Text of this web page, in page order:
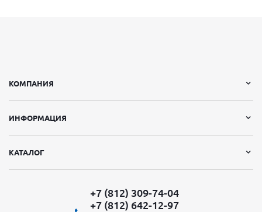
КОМПАНИЯ
ИНФОРМАЦИЯ
КАТАЛОГ
+7 (812) 309-74-04
+7 (812) 642-12-97